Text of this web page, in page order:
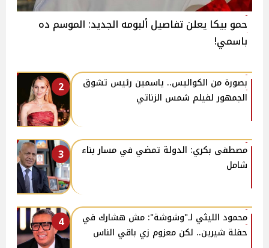
حمو بيكا يعلن تفاصيل ألبومه الجديد: الموسم ده
باسمي!
2
بصورة من الكواليس.. ياسمين رئيس تشوق
الجمهور لفيلم شمس الزناتي
3
مصطفى بكري: الدولة تمضي في مسار بناء
شامل
4
محمود الليثي لـ"وشوشة": مش هشارك في
حفلة شيرين.. لكن معزوم زي باقي الناس